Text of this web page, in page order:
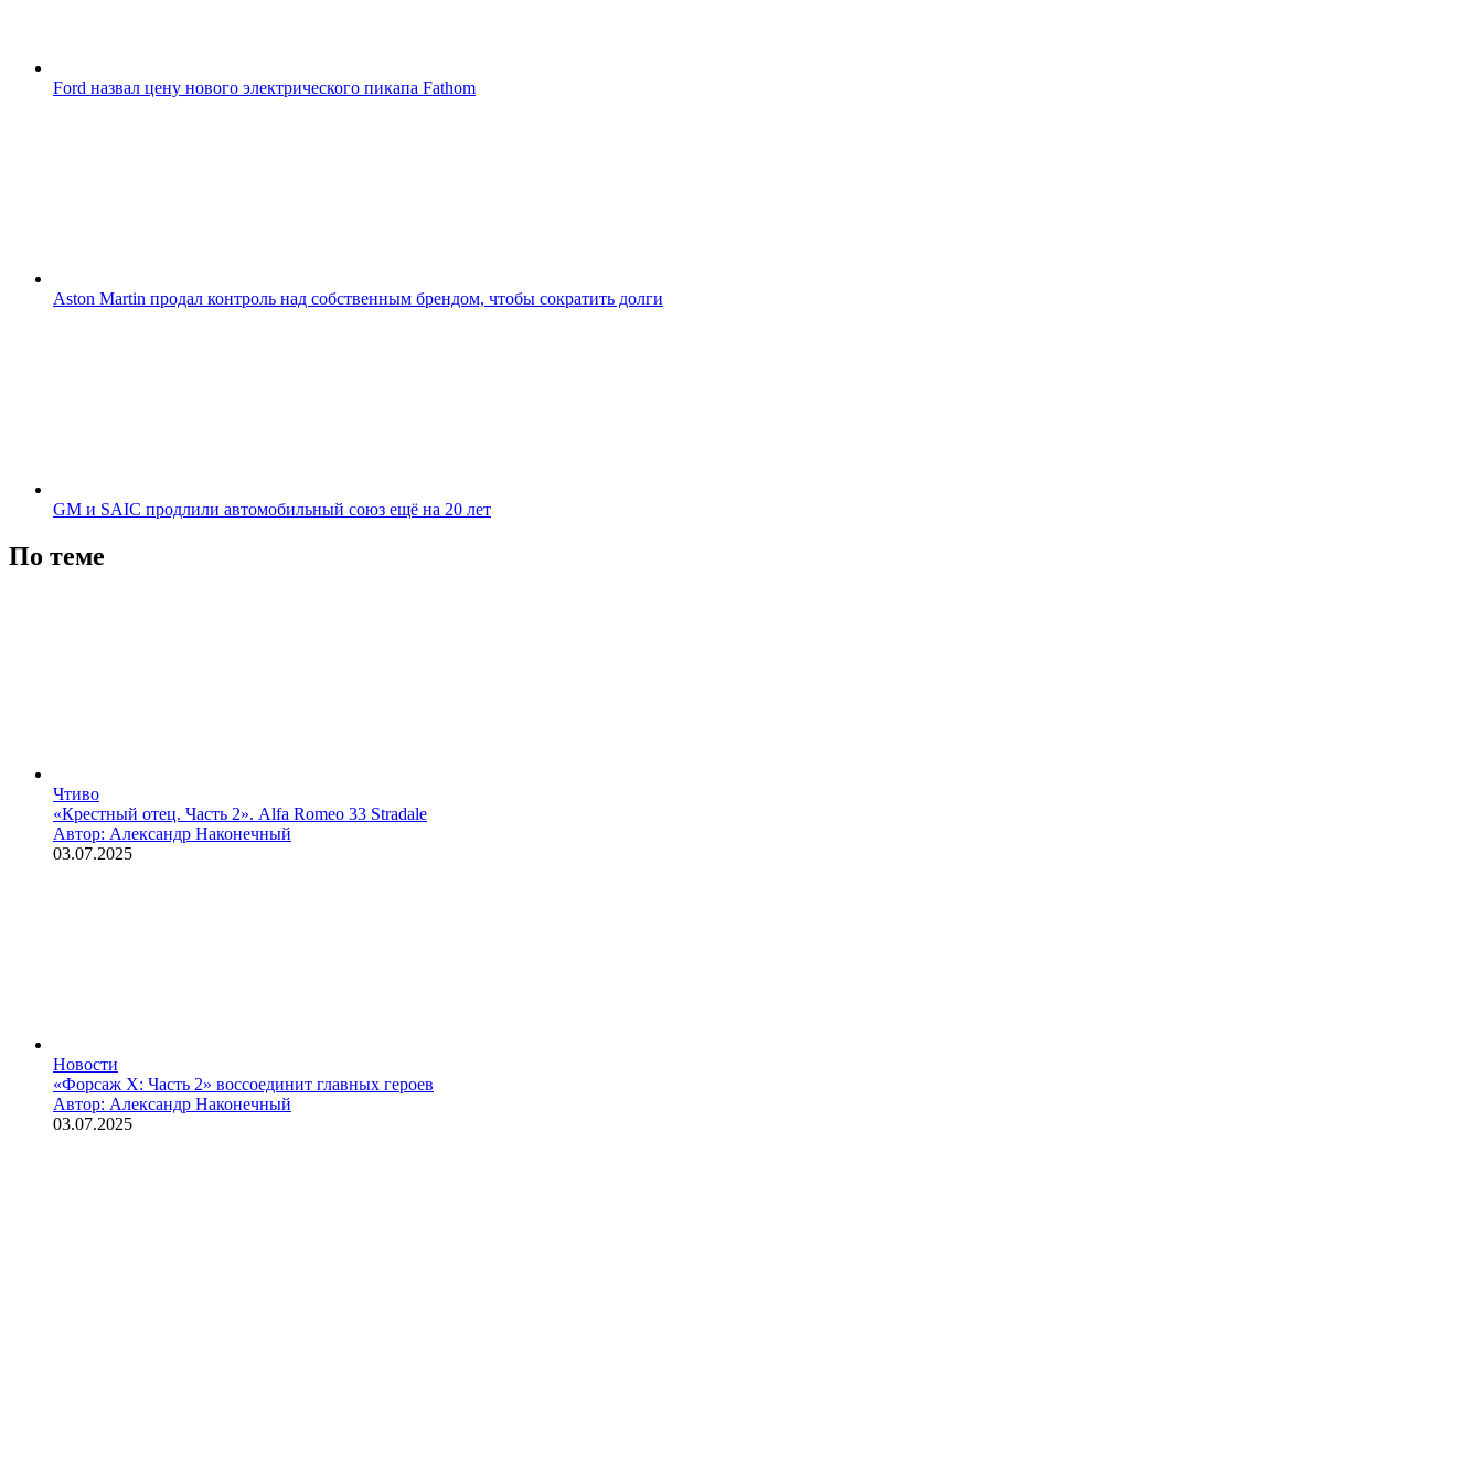
Ford назвал цену нового электрического пикапа Fathom
Aston Martin продал контроль над собственным брендом, чтобы сократить долги
GM и SAIC продлили автомобильный союз ещё на 20 лет
По теме
Чтиво
«Крестный отец. Часть 2». Alfa Romeo 33 Stradale
Автор: Александр Наконечный
03.07.2025
Новости
«Форсаж X: Часть 2» воссоединит главных героев
Автор: Александр Наконечный
03.07.2025